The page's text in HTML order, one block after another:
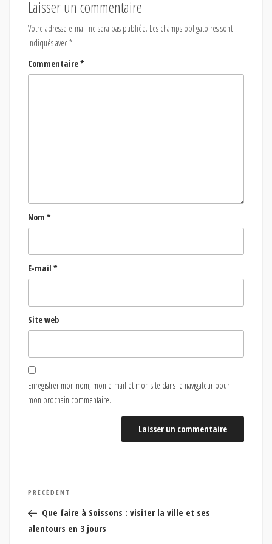
Laisser un commentaire
Votre adresse e-mail ne sera pas publiée. Les champs obligatoires sont
indiqués avec*
Commentaire*
Nom *
E-mail *
Site web
Enregistrer mon nom, mon e-mail et mon site dans le navigateur pour
mon prochain commentaire.
Navigation
de
l’article
Article
précédent
PRÉCÉDENT
Que faire à Soissons : visiter la ville et ses
alentours en 3 jours